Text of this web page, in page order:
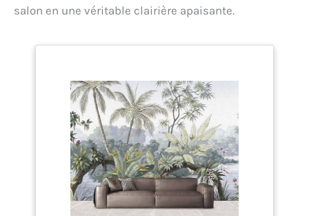
salon en une véritable clairière apaisante.